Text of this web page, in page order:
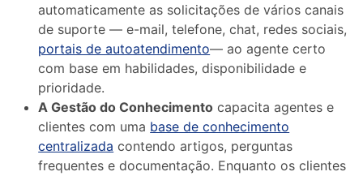
automaticamente as solicitações de vários canais
de suporte — e-mail, telefone, chat, redes sociais,
portais de autoatendimento— ao agente certo
com base em habilidades, disponibilidade e
prioridade.
A Gestão do Conhecimento capacita agentes e
clientes com uma base de conhecimento
centralizada contendo artigos, perguntas
frequentes e documentação. Enquanto os clientes